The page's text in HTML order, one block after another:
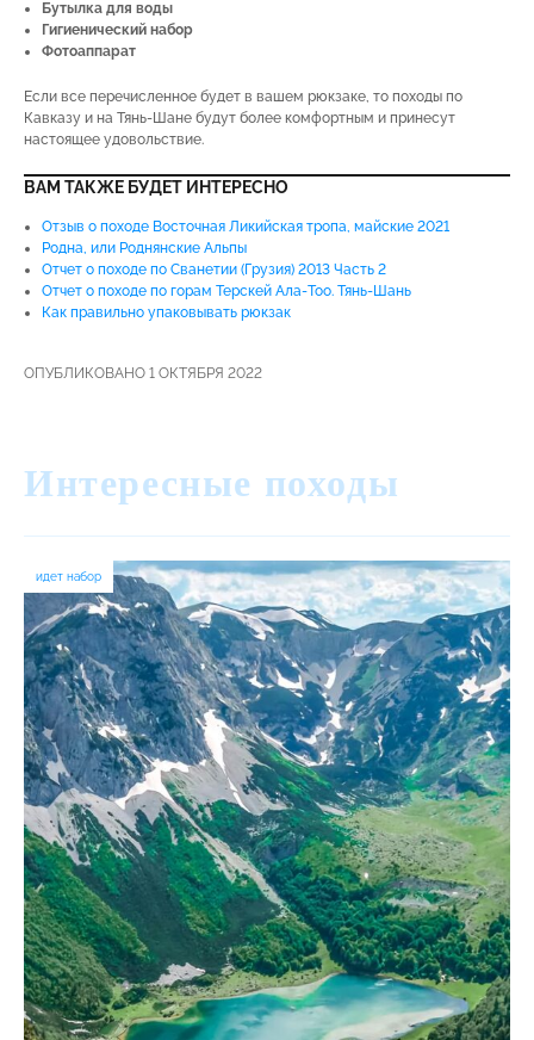
Бутылка для воды
Гигиенический набор
Фотоаппарат
Если все перечисленное будет в вашем рюкзаке, то походы по
Кавказу и на Тянь-Шане будут более комфортным и принесут
настоящее удовольствие.
ВАМ ТАКЖЕ БУДЕТ ИНТЕРЕСНО
Отзыв о походе Восточная Ликийская тропа, майские 2021
Родна, или Роднянские Альпы
Отчет о походе по Сванетии (Грузия) 2013 Часть 2
Отчет о походе по горам Терскей Ала-Тоо. Тянь-Шань
Как правильно упаковывать рюкзак
ОПУБЛИКОВАНО 1 ОКТЯБРЯ 2022
Интересные походы
идет набор